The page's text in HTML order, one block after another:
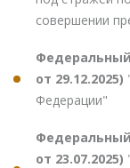
совершении
Федеральный
от 29.12.2025)
Федерации"
Федеральный
от 23.07.2025)